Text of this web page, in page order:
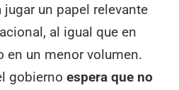
jugar un papel relevante
al igual que en
en un menor volumen.
gobiernoespera que no